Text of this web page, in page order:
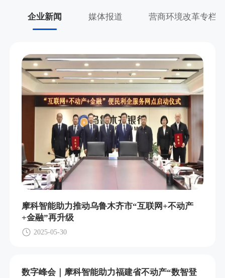
企业新闻 媒体报道 营商环境改革专栏
摩科智能助力推动乌鲁木齐市“互联网+不动产
+金融”再升级
2025-05-30
数字峰会｜摩科智能助力福建省不动产“数智登